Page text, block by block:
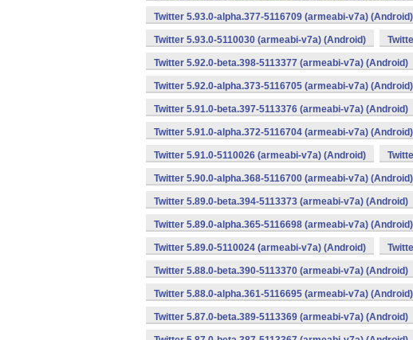
Twitter 5.93.0-alpha.377-5116709 (armeabi-v7a) (Android)
Twitter 5.93.0-5110030 (armeabi-v7a) (Android)
Twitter 5.92.0-beta.398-5113377 (armeabi-v7a) (Android)
Twitter 5.92.0-alpha.373-5116705 (armeabi-v7a) (Android)
Twitter 5.91.0-beta.397-5113376 (armeabi-v7a) (Android)
Twitter 5.91.0-alpha.372-5116704 (armeabi-v7a) (Android)
Twitter 5.91.0-5110026 (armeabi-v7a) (Android)
Twitter 5.90.0-alpha.368-5116700 (armeabi-v7a) (Android)
Twitter 5.89.0-beta.394-5113373 (armeabi-v7a) (Android)
Twitter 5.89.0-alpha.365-5116698 (armeabi-v7a) (Android)
Twitter 5.89.0-5110024 (armeabi-v7a) (Android)
Twitter 5.88.0-beta.390-5113370 (armeabi-v7a) (Android)
Twitter 5.88.0-alpha.361-5116695 (armeabi-v7a) (Android)
Twitter 5.87.0-beta.389-5113369 (armeabi-v7a) (Android)